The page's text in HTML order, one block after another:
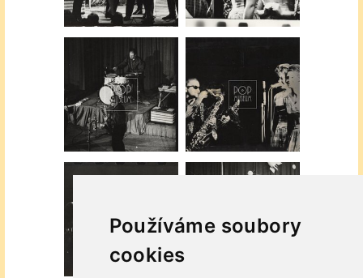
Používáme soubory
cookies